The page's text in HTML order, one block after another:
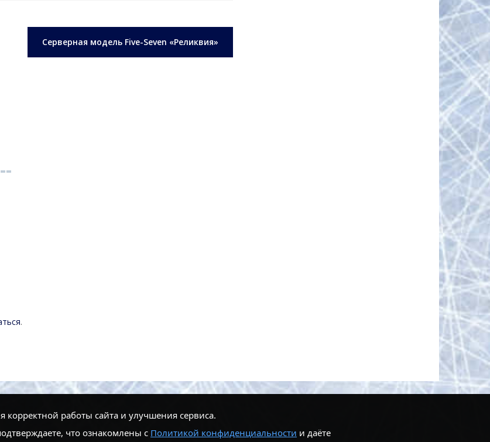
Серверная модель Five-Seven «Реликвия»
.
корректной работы сайта и улучшения сервиса.
что ознакомлены с Политикой конфиденциальности и даёте